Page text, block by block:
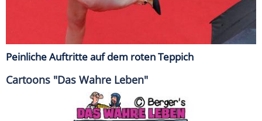
Peinliche Auftritte auf dem roten Teppich
Cartoons "Das Wahre Leben"